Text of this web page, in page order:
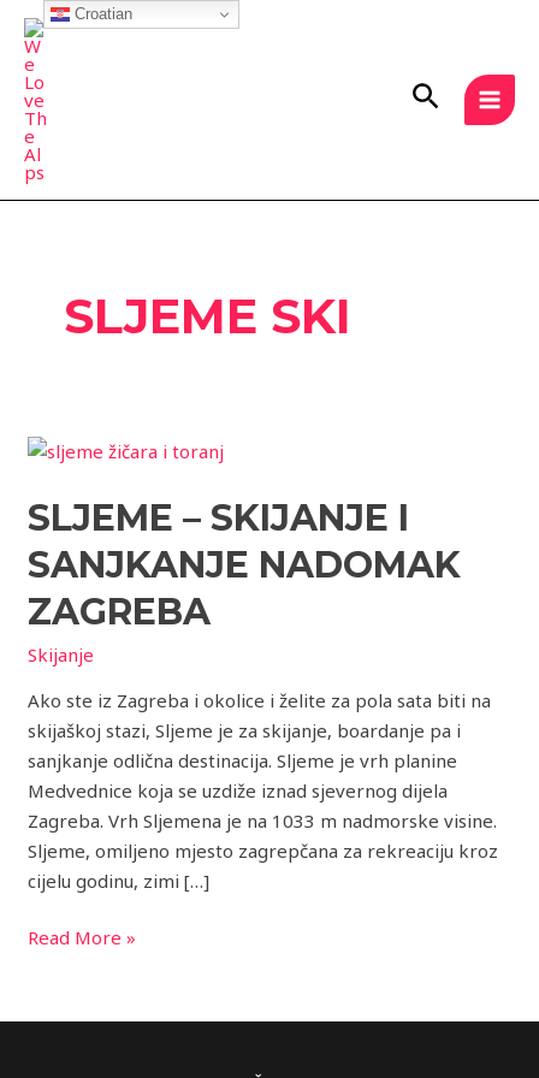
Skip
content
Search
SLJEME SKI
SLJEME – SKIJANJE I
SANJKANJE NADOMAK
ZAGREBA
Skijanje
Ako ste iz Zagreba i okolice i želite za pola sata biti na
skijaškoj stazi, Sljeme je za skijanje, boardanje pa i
sanjkanje odlična destinacija. Sljeme je vrh planine
Medvednice koja se uzdiže iznad sjevernog dijela
Zagreba. Vrh Sljemena je na 1033 m nadmorske visine.
Sljeme, omiljeno mjesto zagrepčana za rekreaciju kroz
cijelu godinu, zimi […]
Sljeme
skijanje
sanjkanje
nadomak
Zagreba
Read More »
Croatian